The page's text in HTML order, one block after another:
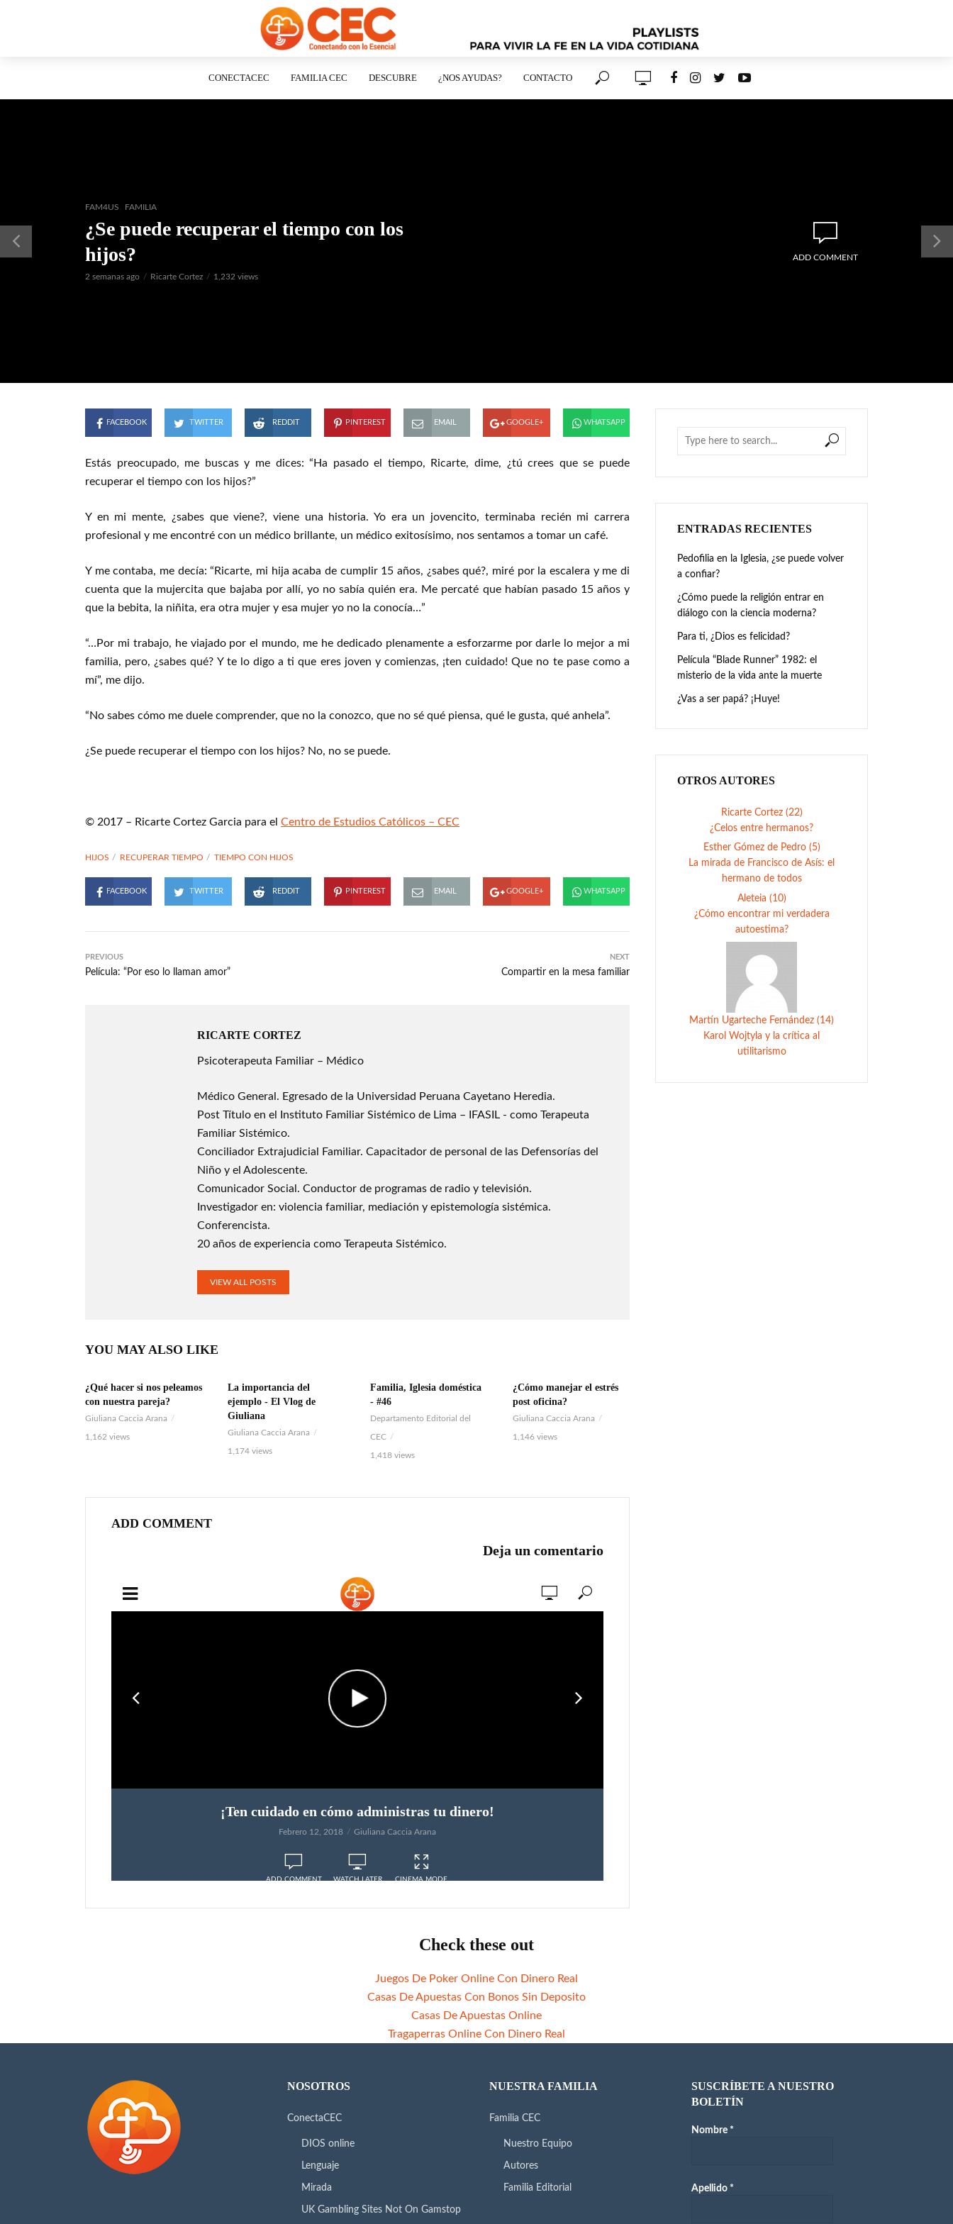
CONECTACEC FAMILIA CEC DESCUBRE ¿NOS AYUDAS? CONTACTO
FAM4US FAMILIA
¿Se puede recuperar el tiempo con los
hijos?
2 semanas ago Ricarte Cortez 1,232 views
ADD COMMENT
FACEBOOK TWITTER REDDIT PINTEREST EMAIL GOOGLE+ WHATSAPP
Estás preocupado, me buscas y me dices: “Ha pasado el tiempo, Ricarte, dime, ¿tú crees que se puede
recuperar el tiempo con los hijos?”
Y en mi mente, ¿sabes que viene?, viene una historia. Yo era un jovencito, terminaba recién mi carrera
profesional y me encontré con un médico brillante, un médico exitosísimo, nos sentamos a tomar un café.
Y me contaba, me decía: “Ricarte, mi hija acaba de cumplir 15 años, ¿sabes qué?, miré por la escalera y me di
cuenta que la mujercita que bajaba por allí, yo no sabía quién era. Me percaté que habían pasado 15 años y
que la bebita, la niñita, era otra mujer y esa mujer yo no la conocía…”
“…Por mi trabajo, he viajado por el mundo, me he dedicado plenamente a esforzarme por darle lo mejor a mi
familia, pero, ¿sabes qué? Y te lo digo a ti que eres joven y comienzas, ¡ten cuidado! Que no te pase como a
mí”, me dijo.
“No sabes cómo me duele comprender, que no la conozco, que no sé qué piensa, qué le gusta, qué anhela”.
¿Se puede recuperar el tiempo con los hijos? No, no se puede.
© 2017 – Ricarte Cortez Garcia para el Centro de Estudios Católicos – CEC
HIJOS RECUPERAR TIEMPO TIEMPO CON HIJOS
FACEBOOK TWITTER REDDIT PINTEREST EMAIL GOOGLE+ WHATSAPP
PREVIOUS
Película: “Por eso lo llaman amor”
NEXT
Compartir en la mesa familiar
RICARTE CORTEZ
Psicoterapeuta Familiar – Médico
Médico General. Egresado de la Universidad Peruana Cayetano Heredia.
Post Título en el Instituto Familiar Sistémico de Lima – IFASIL - como Terapeuta
Familiar Sistémico.
Conciliador Extrajudicial Familiar. Capacitador de personal de las Defensorías del
Niño y el Adolescente.
Comunicador Social. Conductor de programas de radio y televisión.
Investigador en: violencia familiar, mediación y epistemología sistémica.
Conferencista.
20 años de experiencia como Terapeuta Sistémico.
VIEW ALL POSTS
YOU MAY ALSO LIKE
AUDIO
¿Qué hacer si nos peleamos
con nuestra pareja?
Giuliana Caccia Arana
1,162 views
AUDIO
La importancia del
ejemplo - El Vlog de
Giuliana
Giuliana Caccia Arana
1,174 views
VIDEO
Familia, Iglesia doméstica
- #46
Departamento Editorial del
CEC
1,418 views
AUDIO
¿Cómo manejar el estrés
post oficina?
Giuliana Caccia Arana
1,146 views
ADD COMMENT
Deja un comentario
ENTRADAS RECIENTES
Pedofilia en la Iglesia, ¿se puede volver
a confiar?
¿Cómo puede la religión entrar en
diálogo con la ciencia moderna?
Para ti, ¿Dios es felicidad?
Película “Blade Runner” 1982: el
misterio de la vida ante la muerte
¿Vas a ser papá? ¡Huye!
OTROS AUTORES
Ricarte Cortez (22)
¿Celos entre hermanos?
Esther Gómez de Pedro (5)
La mirada de Francisco de Asís: el
hermano de todos
Aleteia (10)
¿Cómo encontrar mi verdadera
autoestima?
Martín Ugarteche Fernández (14)
Karol Wojtyla y la crítica al
utilitarismo
Check these out
Juegos De Poker Online Con Dinero Real
Casas De Apuestas Con Bonos Sin Deposito
Casas De Apuestas Online
Tragaperras Online Con Dinero Real
NOSOTROS
ConectaCEC
DIOS online
Lenguaje
Mirada
UK Gambling Sites Not On Gamstop
NUESTRA FAMILIA
Familia CEC
Nuestro Equipo
Autores
Familia Editorial
SUSCRÍBETE A NUESTRO
BOLETÍN
Nombre *
Apellido *